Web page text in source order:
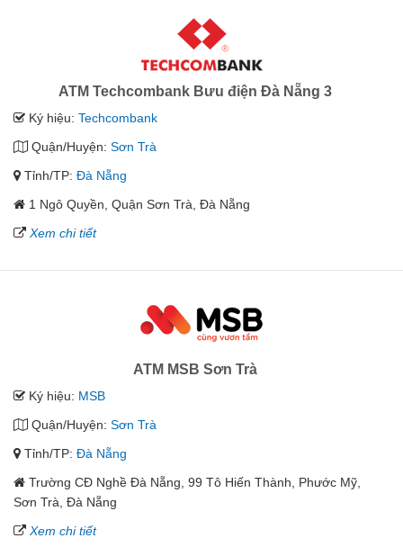
ATM Techcombank Bưu điện Đà Nẵng 3
Ký hiệu: Techcombank
Quận/Huyện: Sơn Trà
Tỉnh/TP: Đà Nẵng
1 Ngô Quyền, Quận Sơn Trà, Đà Nẵng
Xem chi tiết
ATM MSB Sơn Trà
Ký hiệu: MSB
Quận/Huyện: Sơn Trà
Tỉnh/TP: Đà Nẵng
Trường CĐ Nghề Đà Nẵng, 99 Tô Hiến Thành, Phước Mỹ,
Sơn Trà, Đà Nẵng
Xem chi tiết